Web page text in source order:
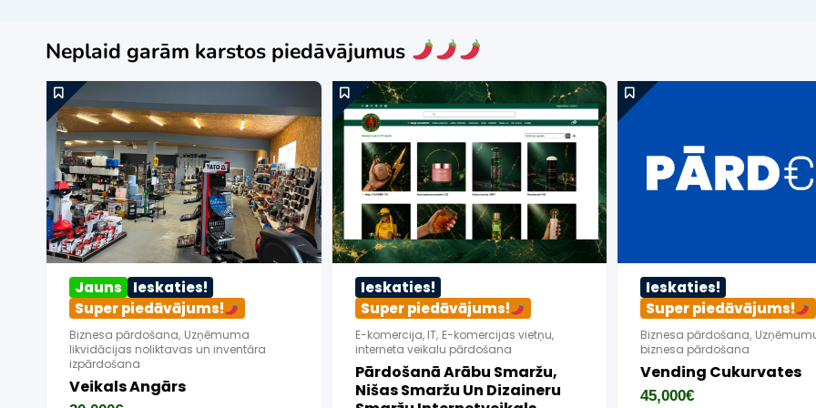
Neplaid garām karstos piedāvājumus
Jauns
Ieskaties!
Super piedāvājums!
Biznesa pārdošana, Uzņēmuma
likvidācijas noliktavas un inventāra
izpārdošana
Veikals Angārs
Ieskaties!
Super piedāvājums!
E-komercija, IT, E-komercijas vietņu,
interneta veikalu pārdošana
Pārdošanā Arābu Smaržu,
Nišas Smaržu Un Dizaineru
Ieskaties!
Super piedāvājums!
Biznesa pārdošana,
biznesa pārdošana
Vending Cukurvates
45,000€